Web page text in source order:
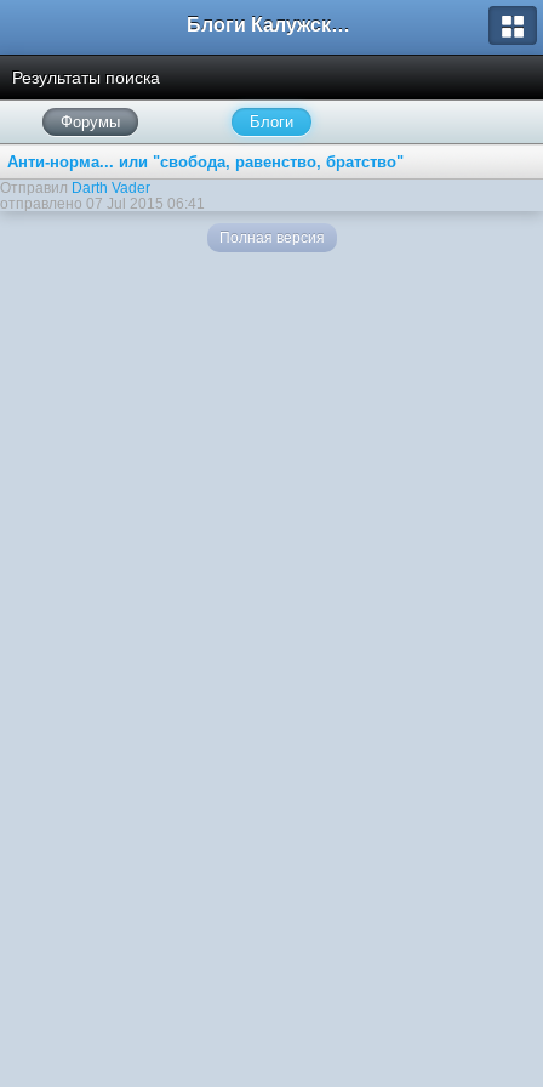
Блоги Калужского перекрестка
Результаты поиска
Форумы Блоги
Анти-норма... или "свобода, равенство, братство"
Отправил Darth Vader
отправлено 07 Jul 2015 06:41
Полная версия